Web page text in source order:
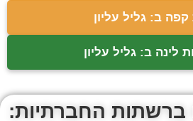
קפה ב: גליל עליון
לינה ב: גליל עליון
ברשתות החברתיות: